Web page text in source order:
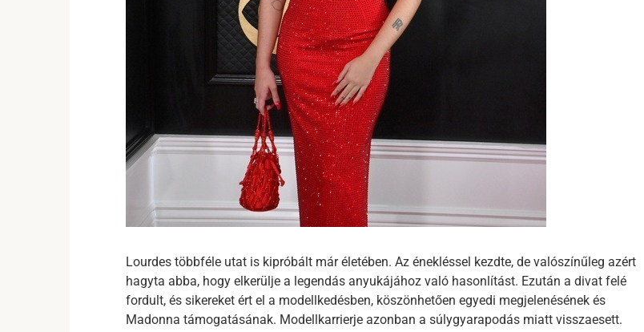
Lourdes többféle utat is kipróbált már életében. Az énekléssel kezdte, de valószínűleg azért
hagyta abba, hogy elkerülje a legendás anyukájához való hasonlítást. Ezután a divat felé
fordult, és sikereket ért el a modellkedésben, köszönhetően egyedi megjelenésének és
Madonna támogatásának. Modellkarrierje azonban a súlygyarapodás miatt visszaesett.